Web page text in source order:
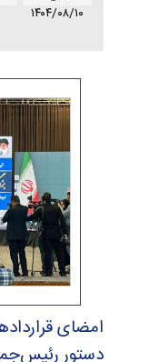
۱۴۰۴/۰۸/۱۰
امضای
دستور